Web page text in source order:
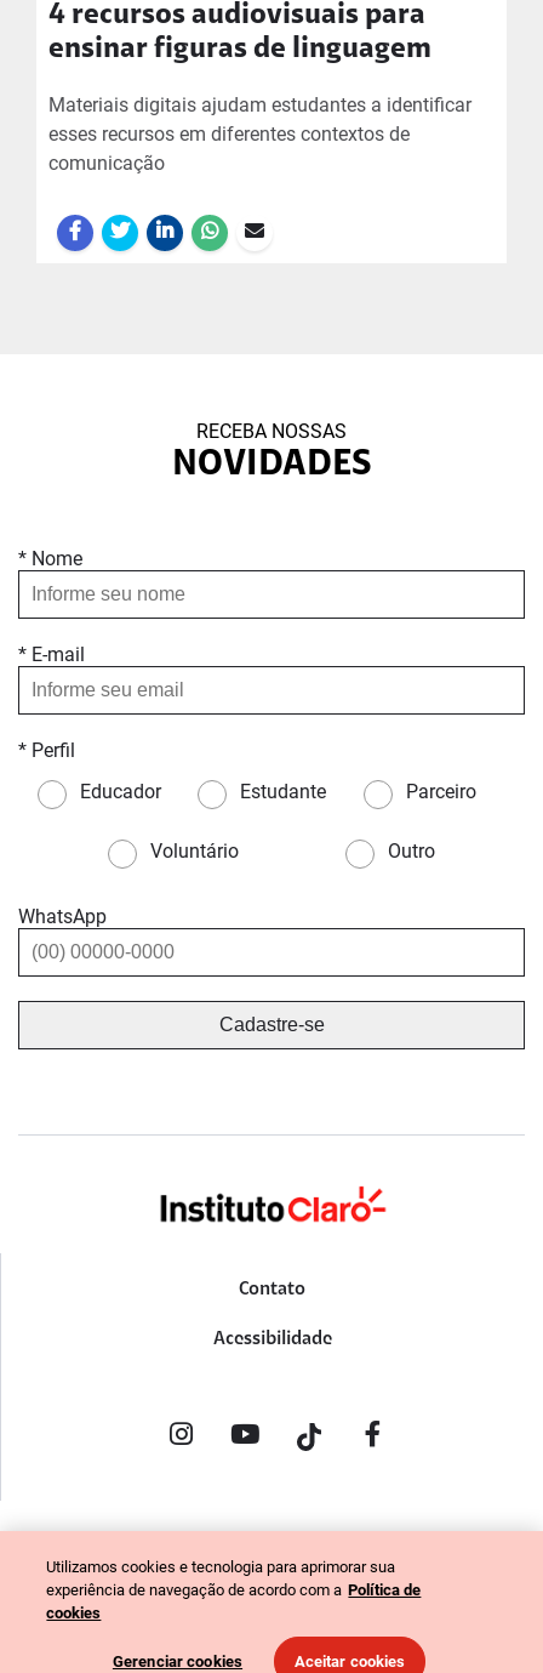
4 recursos audiovisuais para
ensinar figuras de linguagem
Materiais digitais ajudam estudantes a identificar
esses recursos em diferentes contextos de
comunicação
RECEBA NOSSAS
NOVIDADES
* Nome
* E-mail
* Perfil
Educador
Estudante Parceiro
Voluntário Outro
WhatsApp
Contato
Acessibilidade
PORTAL DE DENÚNCIAS
CÓDIGO DE ÉTICA (COLABORADORES)
Utilizamos cookies e tecnologia para aprimorar sua
experiência de navegação de acordo com a Política de
cookies
Gerenciar cookies Aceitar cookies